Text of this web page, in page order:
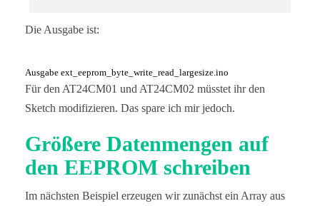
  if (addr > 0xFFFF){
  }
  Wire.beginTransmission(i2cAddr);
  Wire.write((uint8_t)(addr >> 8));
  Wire.write((uint8_t)(addr & 0xFF));
  Wire.write(byteToWrite);
  delay(5); // important!
Die Ausgabe ist:
Ausgabe ext_eeprom_byte_write_read_largesize.ino
Für den AT24CM01 und AT24CM02 müsstet ihr den
Sketch modifizieren. Das spare ich mir jedoch.
Größere Datenmengen auf
den EEPROM schreiben
Im nächsten Beispiel erzeugen wir zunächst ein Array aus